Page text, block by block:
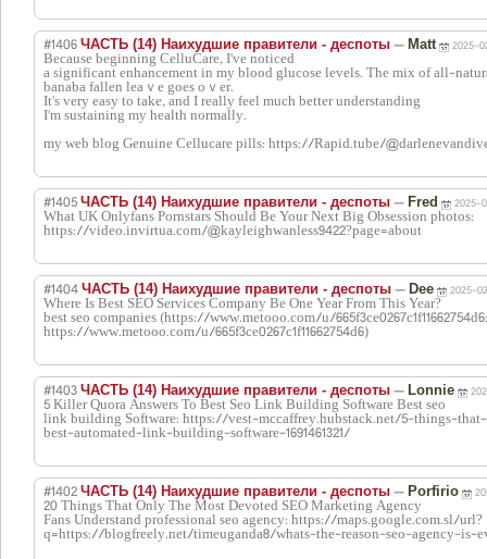
#1406 ЧАСТЬ (14) Наихудшие правители - деспоты — Matt 2025-
Bеcause beginning CelluCare, I've noticed
a significant еnhancement in my blood glucose levels. The mix of all-
banaba fallen leaｖe goes oｖer.
It's very easy to take, and I really feel much better understanding
I'm sustaining my health normally.
my web blog Genuine Cellucare pills: https://Rapid.tube/
#1405 ЧАСТЬ (14) Наихудшие правители - деспоты — Fred 2025-
What UK Onlyfans Pornstars Should Be Your Next Big Obsession photos:
https://video.invirtua.com/@kayleighwanless9422?page=about
#1404 ЧАСТЬ (14) Наихудшие правители - деспоты — Dee 2025-
Where Is Best SEO Services Company Be One Year From This Year?
best seo companies (https://www.metooo.com/u/665f3ce0267c1f11662754d6:
https://www.metooo.com/u/665f3ce0267c1f11662754d6)
#1403 ЧАСТЬ (14) Наихудшие правители - деспоты — Lonnie
5 Killer Quora Answers To Best Seo Link Building Software Best seo
link building Software: https://vest-mccaffrey.hubstack.net/5-things-
best-automated-link-building-software-1691461321/
#1402 ЧАСТЬ (14) Наихудшие правители - деспоты — Porfirio
20 Things That Only The Most Devoted SEO Marketing Agency
Fans Understand professional seo agency: https://maps.google.com.sl/url?
q=https://blogfreely.net/timeuganda8/whats-the-reason-seo-agency-is-